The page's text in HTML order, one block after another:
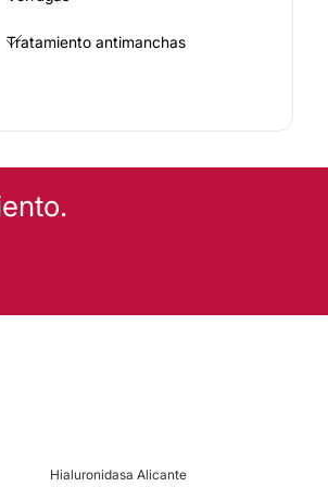
Tratamiento antimanchas
Drenaje linfático
Hialuronidasa Alicante